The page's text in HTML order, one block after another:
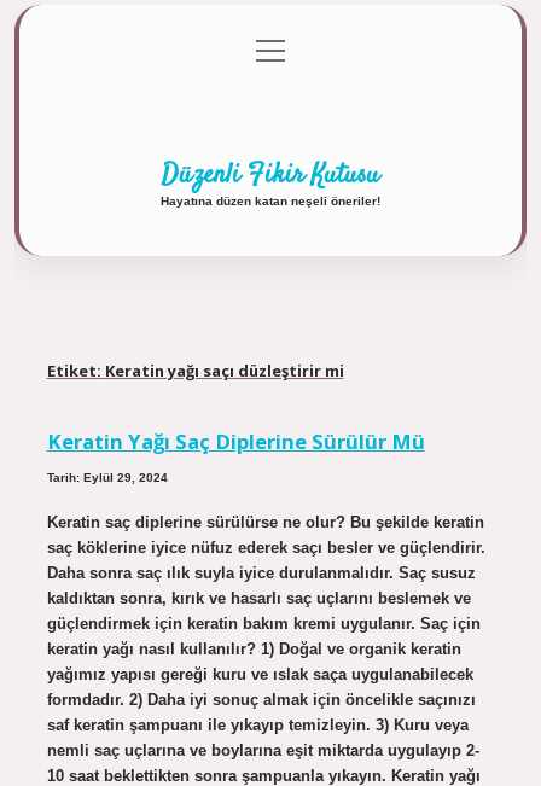
Gizlilik Politikası
menüyü
aç
Düzenli Fikir Kutusu
Hayatına düzen katan neşeli öneriler!
Etiket: Keratin yağı saçı düzleştirir mi
Keratin Yağı Saç Diplerine Sürülür Mü
Tarih: Eylül 29, 2024
Keratin saç diplerine sürülürse ne olur? Bu şekilde keratin
saç köklerine iyice nüfuz ederek saçı besler ve güçlendirir.
Daha sonra saç ılık suyla iyice durulanmalıdır. Saç susuz
kaldıktan sonra, kırık ve hasarlı saç uçlarını beslemek ve
güçlendirmek için keratin bakım kremi uygulanır. Saç için
keratin yağı nasıl kullanılır? 1) Doğal ve organik keratin
yağımız yapısı gereği kuru ve ıslak saça uygulanabilecek
formdadır. 2) Daha iyi sonuç almak için öncelikle saçınızı
saf keratin şampuanı ile yıkayıp temizleyin. 3) Kuru veya
nemli saç uçlarına ve boylarına eşit miktarda uygulayıp 2-
10 saat beklettikten sonra şampuanla yıkayın. Keratin yağı